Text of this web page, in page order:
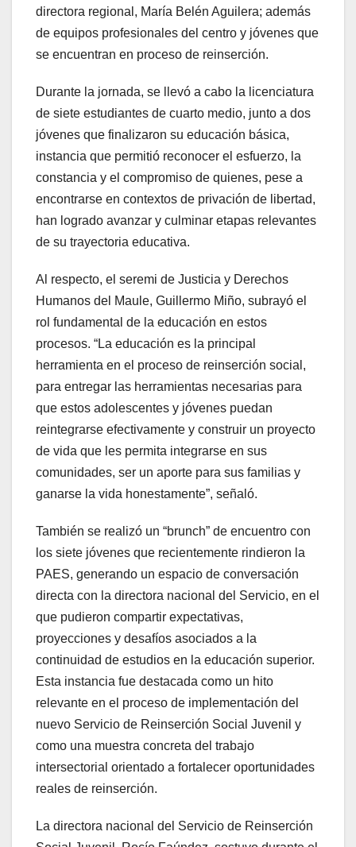
directora regional, María Belén Aguilera; además
de equipos profesionales del centro y jóvenes que
se encuentran en proceso de reinserción.
Durante la jornada, se llevó a cabo la licenciatura
de siete estudiantes de cuarto medio, junto a dos
jóvenes que finalizaron su educación básica,
instancia que permitió reconocer el esfuerzo, la
constancia y el compromiso de quienes, pese a
encontrarse en contextos de privación de libertad,
han logrado avanzar y culminar etapas relevantes
de su trayectoria educativa.
Al respecto, el seremi de Justicia y Derechos
Humanos del Maule, Guillermo Miño, subrayó el
rol fundamental de la educación en estos
procesos. “La educación es la principal
herramienta en el proceso de reinserción social,
para entregar las herramientas necesarias para
que estos adolescentes y jóvenes puedan
reintegrarse efectivamente y construir un proyecto
de vida que les permita integrarse en sus
comunidades, ser un aporte para sus familias y
ganarse la vida honestamente”, señaló.
También se realizó un “brunch” de encuentro con
los siete jóvenes que recientemente rindieron la
PAES, generando un espacio de conversación
directa con la directora nacional del Servicio, en el
que pudieron compartir expectativas,
proyecciones y desafíos asociados a la
continuidad de estudios en la educación superior.
Esta instancia fue destacada como un hito
relevante en el proceso de implementación del
nuevo Servicio de Reinserción Social Juvenil y
como una muestra concreta del trabajo
intersectorial orientado a fortalecer oportunidades
reales de reinserción.
La directora nacional del Servicio de Reinserción